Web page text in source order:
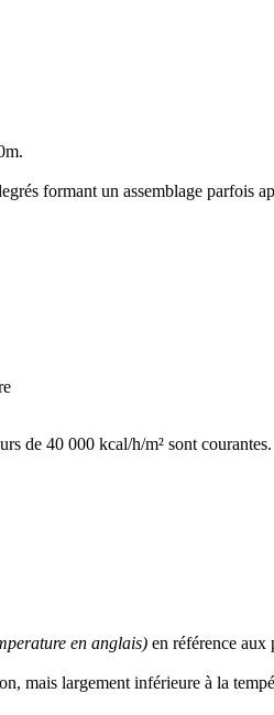
formant un assemblage parfois
de 40 000 kcal/h/m² sont courantes.
en anglais) en référence aux
mais largement inférieure à la